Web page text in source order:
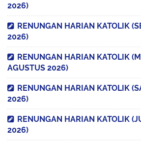
2026)
RENUNGAN HARIAN KATOLIK
2026)
RENUNGAN HARIAN KATOLIK
AGUSTUS 2026)
RENUNGAN HARIAN KATOLIK
2026)
RENUNGAN HARIAN KATOLIK
2026)